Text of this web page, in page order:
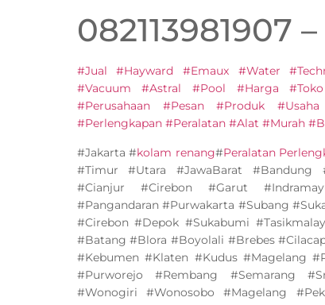
082113981907
#Jual #Hayward #Emaux #Water
#Vacuum #Astral #Pool #Harga
#Perusahaan #Pesan #Produk
#Perlengkapan #Peralatan #Alat #Murah
#Jakarta #kolam renang#Peralatan
#Timur #Utara #JawaBarat #Bandung
#Cianjur #Cirebon #Garut
#Pangandaran #Purwakarta #Subang
#Cirebon #Depok #Sukabumi
#Batang #Blora #Boyolali #Brebes
#Kebumen #Klaten #Kudus #Magelang
#Purworejo #Rembang #Semarang
#Wonogiri #Wonosobo #Magelang